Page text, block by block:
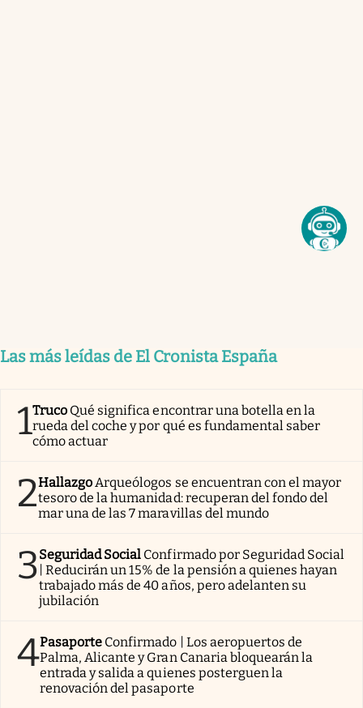
Las más leídas de El Cronista España
1Truco Qué significa encontrar una botella en la
rueda del coche y por qué es fundamental saber
cómo actuar
2Hallazgo Arqueólogos se encuentran con el mayor
tesoro de la humanidad: recuperan del fondo del
mar una de las 7 maravillas del mundo
3Seguridad Social Confirmado por Seguridad Social
| Reducirán un 15% de la pensión a quienes hayan
trabajado más de 40 años, pero adelanten su
jubilación
4Pasaporte Confirmado | Los aeropuertos de
Palma, Alicante y Gran Canaria bloquearán la
entrada y salida a quienes posterguen la
renovación del pasaporte